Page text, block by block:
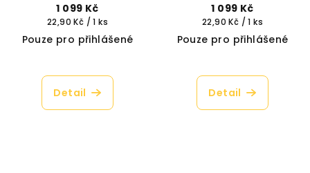
1 099 Kč
Měrná
cena:
22,90 Kč / 1 ks
Pouze pro přihlášené
Detail
1 099 Kč
Měrná
cena:
22,90 Kč / 1 ks
Pouze pro přihlášené
Detail